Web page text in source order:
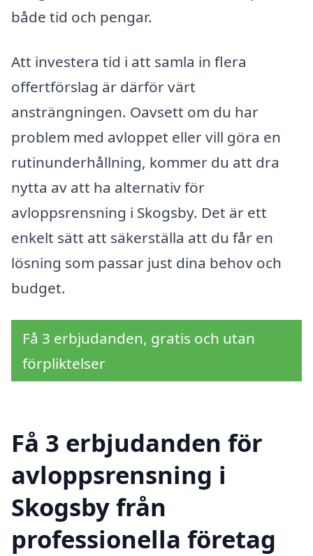
både tid och pengar.
Att investera tid i att samla in flera
offertförslag är därför värt
ansträngningen. Oavsett om du har
problem med avloppet eller vill göra en
rutinunderhållning, kommer du att dra
nytta av att ha alternativ för
avloppsrensning i Skogsby. Det är ett
enkelt sätt att säkerställa att du får en
lösning som passar just dina behov och
budget.
Få 3 erbjudanden, gratis och utan
förpliktelser
Få 3 erbjudanden för
avloppsrensning i
Skogsby från
professionella företag